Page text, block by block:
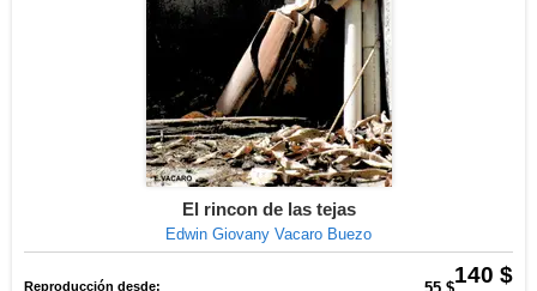
El rincon de las tejas
Edwin Giovany Vacaro Buezo
140 $
Reproducción desde: